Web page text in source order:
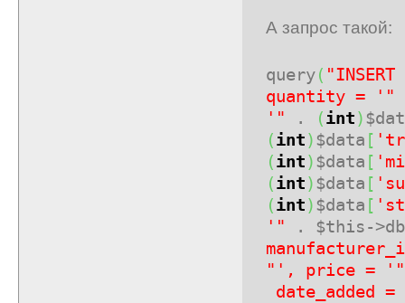
А запрос такой:
query(
quantity = '"
'" . (int)
(int)$data [
(int)$data [
(int)$data [
(int)$data [
'" . $this-
"', price = '"
date_added =